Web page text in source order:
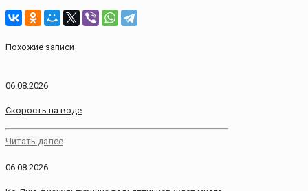
Похожие записи
06.08.2026
Скорость на воде
Читать далее
06.08.2026